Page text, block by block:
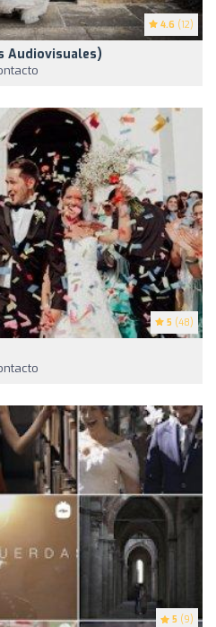
4.6 (12)
Audiovisuales)
5 (48)
5 (9)